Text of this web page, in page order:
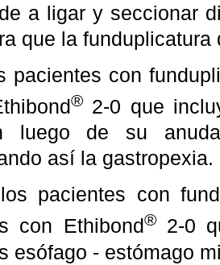
a ligar y seccionar
que la
pacientes con
®2-0 que
luego de su
así la gastropexia.
pacientes con
con Ethibond®2-0
esófago - estómago